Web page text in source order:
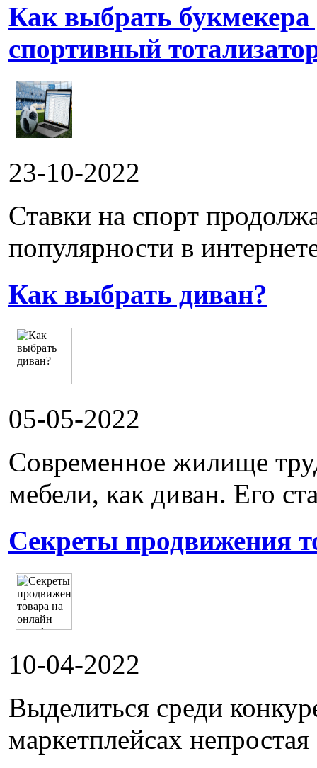
Как выбрать
спортивный
23-10-2022
Ставки на спорт
популярности в
Как выбрать диван?
05-05-2022
Современное жилище
мебели, как диван. Его
Секреты продвижения
10-04-2022
Выделиться среди
маркетплейсах